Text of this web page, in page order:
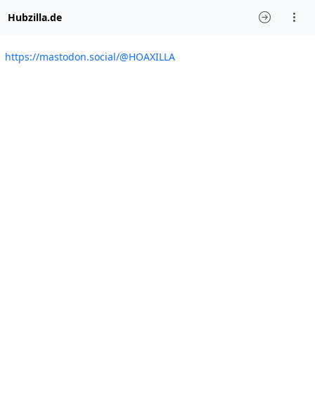
Hubzilla.de
https://mastodon.social/@HOAXILLA